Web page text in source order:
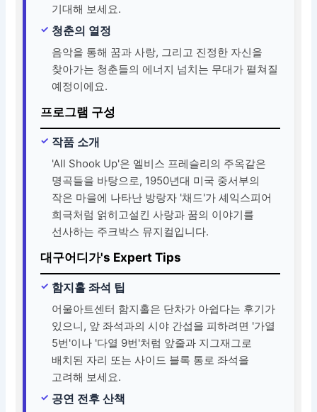
기대해 보세요.
청춘의 열정
음악을 통해 꿈과 사랑, 그리고 진정한 자신을
찾아가는 청춘들의 에너지 넘치는 무대가 펼쳐질
예정이에요.
프로그램 구성
작품 소개
'All Shook Up'은 엘비스 프레슬리의 주옥같은
명곡들을 바탕으로, 1950년대 미국 중서부의
작은 마을에 나타난 방랑자 '채드'가 셰익스피어
희극처럼 얽히고설킨 사랑과 꿈의 이야기를
선사하는 주크박스 뮤지컬입니다.
대구어디가's Expert Tips
함지홀 좌석 팁
어울아트센터 함지홀은 단차가 아쉽다는 후기가
있으니, 앞 좌석과의 시야 간섭을 피하려면 '가열
5번'이나 '다열 9번'처럼 앞줄과 지그재그로
배치된 자리 또는 사이드 블록 통로 좌석을
고려해 보세요.
공연 전후 산책